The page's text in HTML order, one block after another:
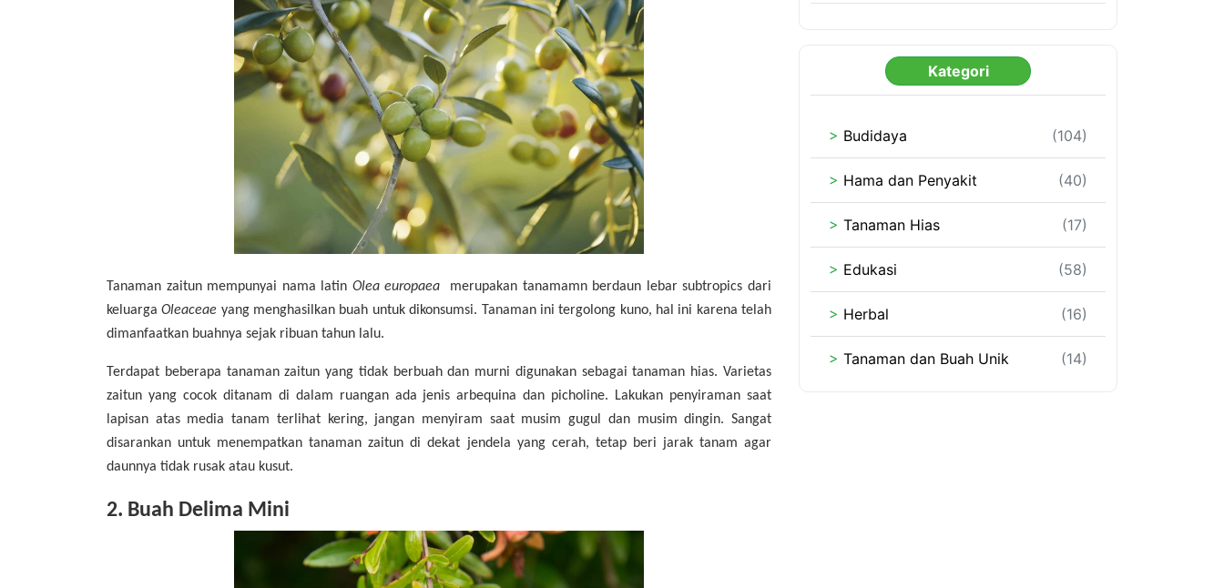
Tanaman zaitun mempunyai nama latin Olea europaea
merupakan tanamamn berdaun lebar subtropics dari
keluargaOleaceae yang menghasilkan buah untuk dikonsumsi. Tanaman ini tergolong kuno, hal ini karena telah
dimanfaatkan buahnya sejak ribuan tahun lalu.
Terdapat beberapa tanaman zaitun yang tidak berbuah dan murni digunakan sebagai tanaman hias. Varietas
zaitun yang cocok ditanam di dalam ruangan ada jenis arbequina dan picholine. Lakukan penyiraman saat
lapisan atas media tanam terlihat kering, jangan menyiram saat musim gugul dan musim dingin. Sangat
disarankan untuk menempatkan tanaman zaitun di dekat jendela yang cerah, tetap beri jarak tanam agar
daunnya tidak rusak atau kusut.
2. Buah Delima Mini
Kategori
> Budidaya (104)
> Hama dan Penyakit (40)
> Tanaman Hias (17)
> Edukasi (58)
> Herbal (16)
> Tanaman dan Buah Unik (14)